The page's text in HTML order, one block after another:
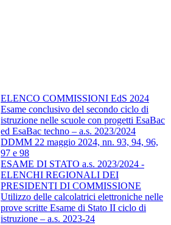
ELENCO COMMISSIONI EdS 2024
Esame conclusivo del secondo ciclo di
istruzione nelle scuole con progetti EsaBac
ed EsaBac techno – a.s. 2023/2024
DDMM 22 maggio 2024, nn. 93, 94, 96,
97 e 98
ESAME DI STATO a.s. 2023/2024 -
ELENCHI REGIONALI DEI
PRESIDENTI DI COMMISSIONE
Utilizzo delle calcolatrici elettroniche nelle
prove scritte Esame di Stato II ciclo di
istruzione – a.s. 2023-24